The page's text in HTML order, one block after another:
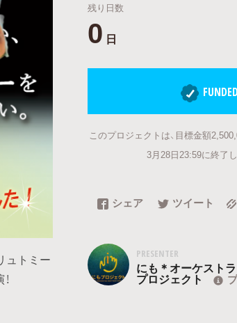
ュトミー
残り日数
0 日
このプロジェクトは、目標金額
3月28日23:59に終了し
シェア ツイート
PRESENTER
にも＊オーケスト
プロジェクト